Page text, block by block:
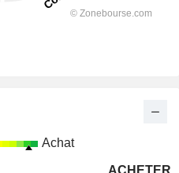
Achat
ACHETER